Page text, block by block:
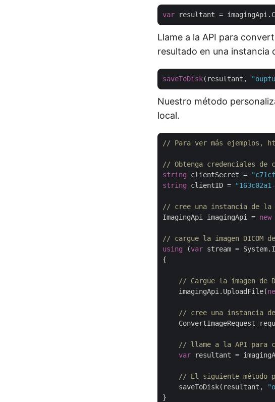
var
Llame a la API para
resultado en una instancia
saveToDisk(resultant,
Nuestro método
local.
// Para ver más ejemplos,
// Obtenga credenciales de
string clientSecret =
string clientID =
// cree una instancia de la
ImagingApi imagingApi = new
// cargue la imagen DICOM
using (var stream =
{
// Cargue la imagen de
    imagingApi.UploadFile(
// cree una instancia de
ConvertImageRequest
// llame a la API para
var resultant =
// El siguiente método
    saveToDisk(resultant,
}